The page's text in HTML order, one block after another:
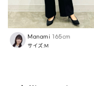
Manami 165cm
サイズ:M